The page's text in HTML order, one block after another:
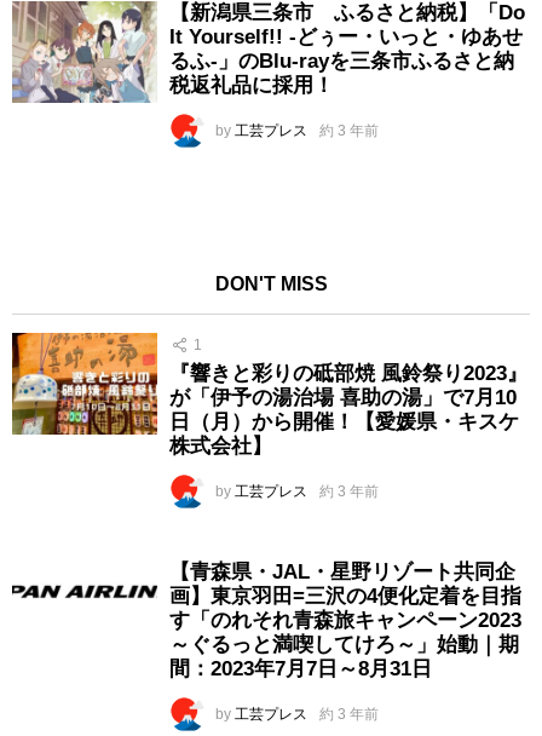
【新潟県三条市 ふるさと納税】「Do
It Yourself!! -どぅー・いっと・ゆあせ
るふ-」のBlu-rayを三条市ふるさと納
税返礼品に採用！
by 工芸プレス 約 3 年前
DON'T MISS
1
『響きと彩りの砥部焼 風鈴祭り2023』
が「伊予の湯治場 喜助の湯」で7月10
日（月）から開催！【愛媛県・キスケ
株式会社】
by 工芸プレス 約 3 年前
【青森県・JAL・星野リゾート共同企
画】東京羽田=三沢の4便化定着を目指
す「のれそれ青森旅キャンペーン2023
～ぐるっと満喫してけろ～」始動｜期
間：2023年7月7日～8月31日
by 工芸プレス 約 3 年前